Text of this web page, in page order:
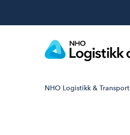
NHO Logistikk & Transport